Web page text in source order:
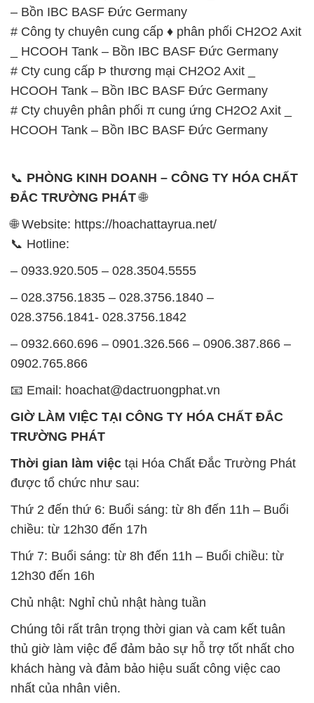
– Bồn IBC BASF Đức Germany
# Công ty chuyên cung cấp ♦ phân phối CH2O2 Axit
_ HCOOH Tank – Bồn IBC BASF Đức Germany
# Cty cung cấp Þ thương mại CH2O2 Axit _
HCOOH Tank – Bồn IBC BASF Đức Germany
# Cty chuyên phân phối π cung ứng CH2O2 Axit _
HCOOH Tank – Bồn IBC BASF Đức Germany
📞 PHÒNG KINH DOANH – CÔNG TY HÓA CHẤT
ĐẮC TRƯỜNG PHÁT🌐
🌐 Website: https://hoachattayrua.net/
📞 Hotline:
– 0933.920.505 – 028.3504.5555
– 028.3756.1835 – 028.3756.1840 –
028.3756.1841- 028.3756.1842
– 0932.660.696 – 0901.326.566 – 0906.387.866 –
0902.765.866
📧 Email: hoachat@dactruongphat.vn
GIỜ LÀM VIỆC TẠI CÔNG TY HÓA CHẤT ĐẮC
TRƯỜNG PHÁT
Thời gian làm việc tại Hóa Chất Đắc Trường Phát
được tổ chức như sau:
Thứ 2 đến thứ 6: Buổi sáng: từ 8h đến 11h – Buổi
chiều: từ 12h30 đến 17h
Thứ 7: Buổi sáng: từ 8h đến 11h – Buổi chiều: từ
12h30 đến 16h
Chủ nhật: Nghỉ chủ nhật hàng tuần
Chúng tôi rất trân trọng thời gian và cam kết tuân
thủ giờ làm việc để đảm bảo sự hỗ trợ tốt nhất cho
khách hàng và đảm bảo hiệu suất công việc cao
nhất của nhân viên.